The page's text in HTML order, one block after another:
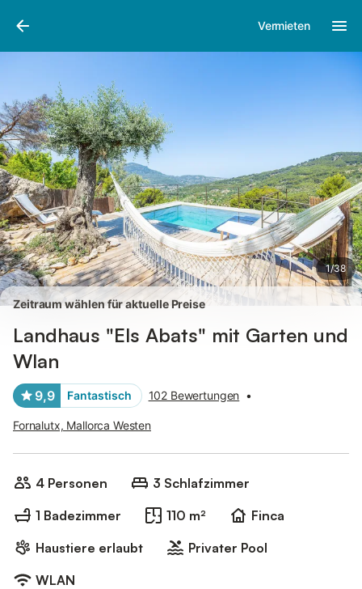
Vermieten
1/38
Bilder
Zeitraum wählen für aktuelle Preise
Landhaus "Els Abats" mit Garten und
Wlan
9,9 Fantastisch 102 Bewertungen •
Fornalutx, Mallorca Westen
4 Personen
3 Schlafzimmer
1 Badezimmer
110 m²
Finca
Haustiere erlaubt
Privater Pool
WLAN